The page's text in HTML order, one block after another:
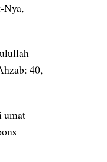
Nya,
40,
umat